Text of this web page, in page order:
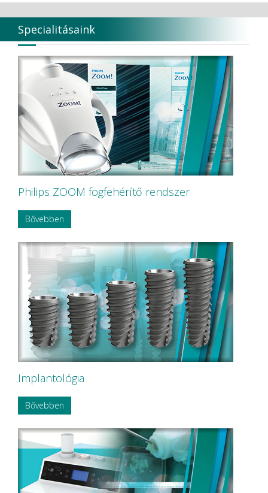
Specialitásaink
Philips ZOOM fogfehérítő rendszer
Bővebben
Implantológia
Bővebben